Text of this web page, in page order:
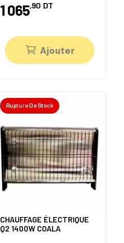
1 065,90 DT
Ajouter
Rupture De Stock
CHAUFFAGE ÉLECTRIQUE
Q2 1400W COALA